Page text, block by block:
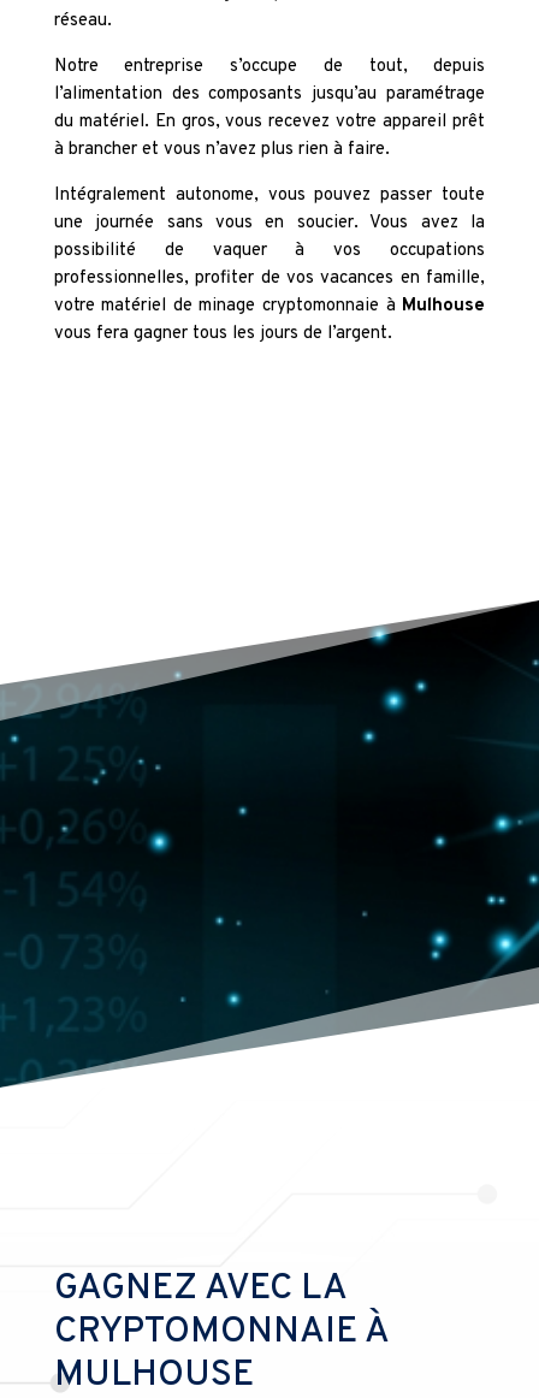
réseau.
Notre entreprise s’occupe de tout, depuis
l’alimentation des composants jusqu’au paramétrage
du matériel. En gros, vous recevez votre appareil prêt
à brancher et vous n’avez plus rien à faire.
Intégralement autonome, vous pouvez passer toute
une journée sans vous en soucier. Vous avez la
possibilité de vaquer à vos occupations
professionnelles, profiter de vos vacances en famille,
votre matériel de minage cryptomonnaie à Mulhouse
vous fera gagner tous les jours de l’argent.
GAGNEZ AVEC LA
CRYPTOMONNAIE À
MULHOUSE